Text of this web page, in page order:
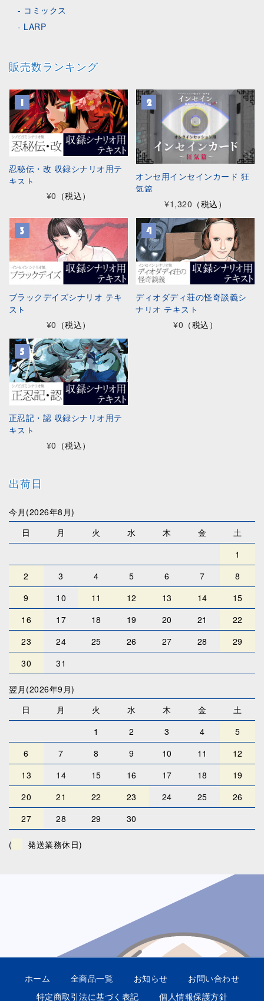
コミックス
LARP
販売数ランキング
忍秘伝・改 収録シナリオ用テ
キスト
¥0 （税込）
オンセ用インセインカード 狂
気篇
¥1,320 （税込）
ブラックデイズシナリオ テキ
スト
¥0 （税込）
ディオダディ荘の怪奇談義シ
ナリオ テキスト
¥0 （税込）
正忍記・認 収録シナリオ用テ
キスト
¥0 （税込）
出荷日
今月(2026年8月)
日
月 火 水 木 金
土
1
2
3 4 5 6 7
8
9
10 11 12 13 14
15
16
17 18 19 20 21
22
23
24 25 26 27 28
29
30
31
翌月(2026年9月)
日
月 火 水 木 金
土
1
2 3 4
5
6
7 8 9 10 11
12
13
14 15 16 17 18
19
20
21 22 23 24 25
26
27
28 29 30
( 発送業務休日)
ホーム 全商品一覧 お知らせ
お問い合わせ
特定商取引法に基づく表記
個人情報保護方針